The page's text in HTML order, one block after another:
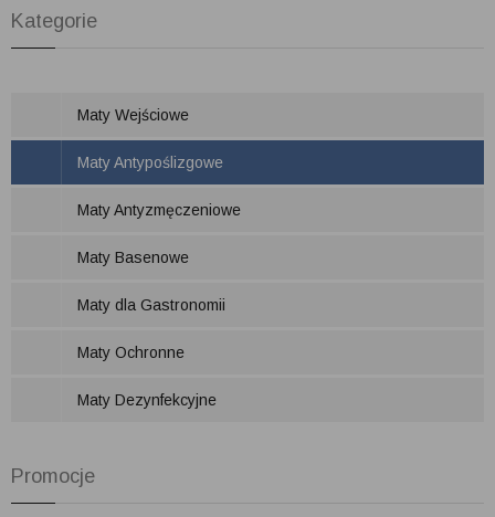
Kategorie
Maty Wejściowe
Maty Antypoślizgowe
Maty Antyzmęczeniowe
Maty Basenowe
Maty dla Gastronomii
Maty Ochronne
Maty Dezynfekcyjne
Promocje